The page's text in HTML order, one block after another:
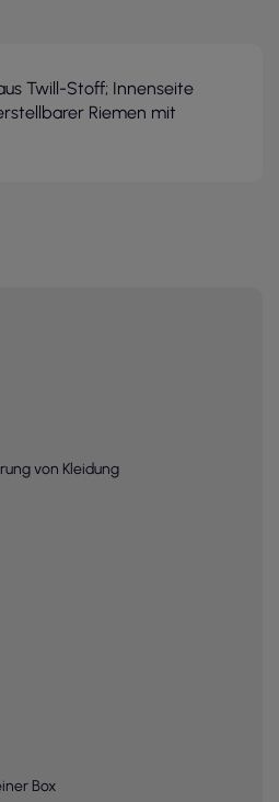
Twill-Stoff; Innenseite
Riemen mit
von Kleidung
Box